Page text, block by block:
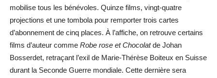
mobilise tous les bénévoles. Quinze films, vingt-quatre
projections et une tombola pour remporter trois cartes
d’abonnement de cinq places. À l’affiche, on retrouve certains
films d’auteur comme Robe rose et Chocolatde Johan
Bosserdet, retraçant l’exil de Marie-Thérèse Boiteux en Suisse
durant la Seconde Guerre mondiale. Cette dernière sera